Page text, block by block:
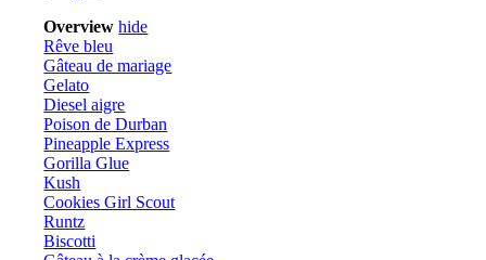
Overview hide
Rêve bleu
Gâteau de mariage
Gelato
Diesel aigre
Poison de Durban
Pineapple Express
Gorilla Glue
Kush
Cookies Girl Scout
Runtz
Biscotti